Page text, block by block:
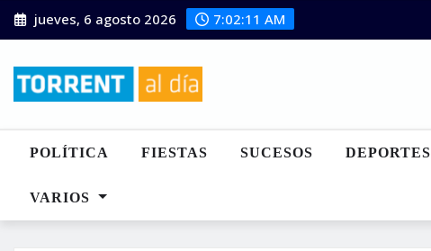
Saltar
al
jueves, 6 agosto 2026 7:02:13 AM
POLÍTICA FIESTAS SUCESOS DEPORTES
VARIOS